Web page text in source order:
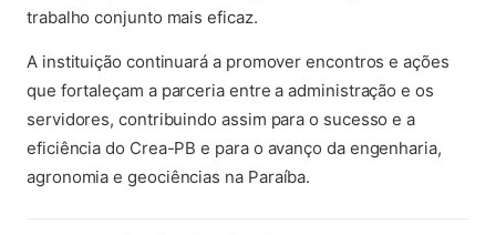
trabalho conjunto mais eficaz.
A instituição continuará a promover encontros e ações
que fortaleçam a parceria entre a administração e os
servidores, contribuindo assim para o sucesso e a
eficiência do Crea-PB e para o avanço da engenharia,
agronomia e geociências na Paraíba.